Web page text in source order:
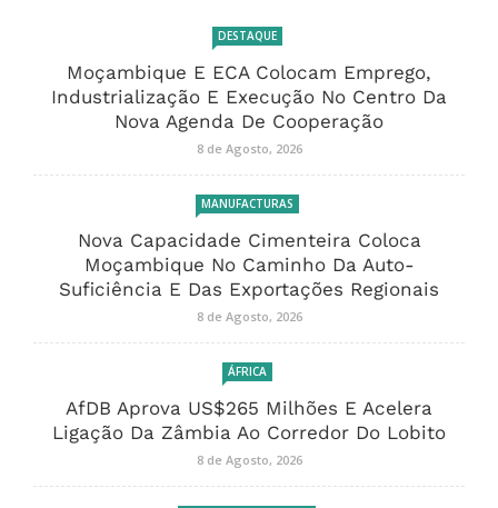
DESTAQUE
Moçambique E ECA Colocam Emprego,
Industrialização E Execução No Centro Da
Nova Agenda De Cooperação
8 de Agosto, 2026
MANUFACTURAS
Nova Capacidade Cimenteira Coloca
Moçambique No Caminho Da Auto-
Suficiência E Das Exportações Regionais
8 de Agosto, 2026
ÁFRICA
AfDB Aprova US$265 Milhões E Acelera
Ligação Da Zâmbia Ao Corredor Do Lobito
8 de Agosto, 2026